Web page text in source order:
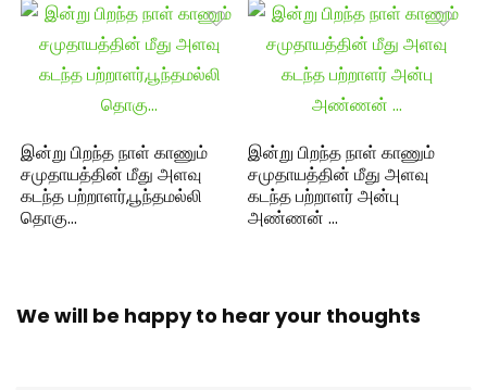
இன்று பிறந்த நாள் காணும்
சமுதாயத்தின் மீது அளவு
கடந்த பற்றாளர்,பூந்தமல்லி
தொகு…
இன்று பிறந்த நாள் காணும்
சமுதாயத்தின் மீது அளவு
கடந்த பற்றாளர் அன்பு
அண்ணன் …
We will be happy to hear your thoughts